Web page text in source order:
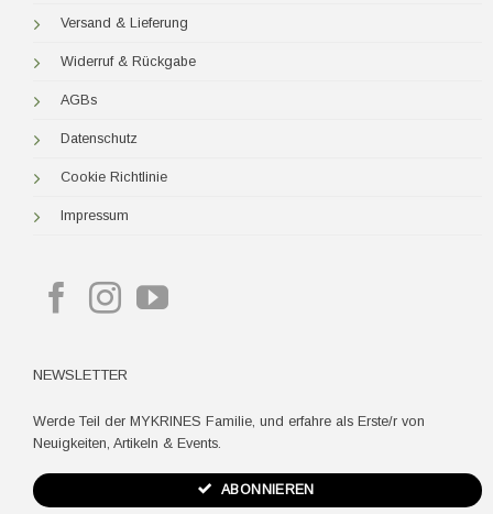
Versand & Lieferung
Widerruf & Rückgabe
AGBs
Datenschutz
Cookie Richtlinie
Impressum
NEWSLETTER
Werde Teil der MYKRINES Familie, und erfahre als Erste/r von
Neuigkeiten, Artikeln & Events.
ABONNIEREN